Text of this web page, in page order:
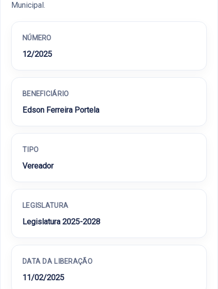
Municipal.
NÚMERO
12/2025
BENEFICIÁRIO
Edson Ferreira Portela
TIPO
Vereador
LEGISLATURA
Legislatura 2025-2028
DATA DA LIBERAÇÃO
11/02/2025